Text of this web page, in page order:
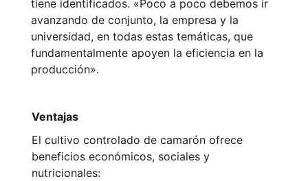
tiene identificados. «Poco a poco debemos ir
avanzando de conjunto, la empresa y la
universidad, en todas estas temáticas, que
fundamentalmente apoyen la eficiencia en la
producción».
Ventajas
El cultivo controlado de camarón ofrece
beneficios económicos, sociales y
nutricionales: